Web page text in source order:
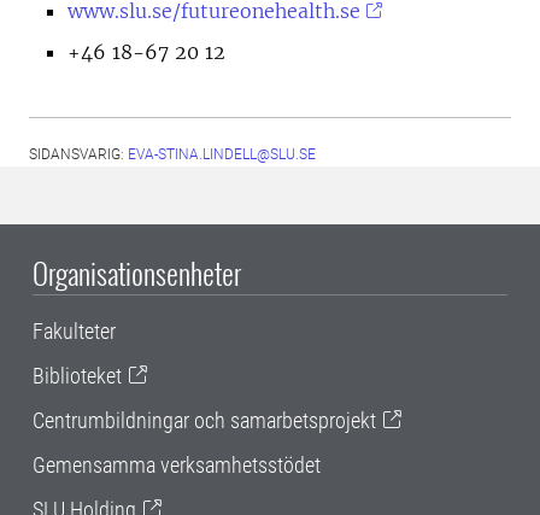
www.slu.se/futureonehealth.se
+46 18-67 20 12
SIDANSVARIG: EVA-STINA.LINDELL@SLU.SE
Organisationsenheter
Fakulteter
Biblioteket
Centrumbildningar och samarbetsprojekt
Gemensamma verksamhetsstödet
SLU Holding